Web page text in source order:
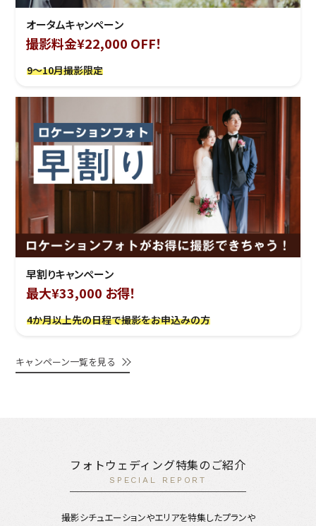
オータムキャンペーン
撮影料金¥22,000 OFF！
9～10月撮影限定
早割りキャンペーン
最大¥33,000 お得！
4か月以上先の日程で撮影をお申込みの方
キャンペーン一覧を見る
フォトウェディング特集のご紹介
SPECIAL REPORT
撮影シチュエーションやエリアを特集したプランや